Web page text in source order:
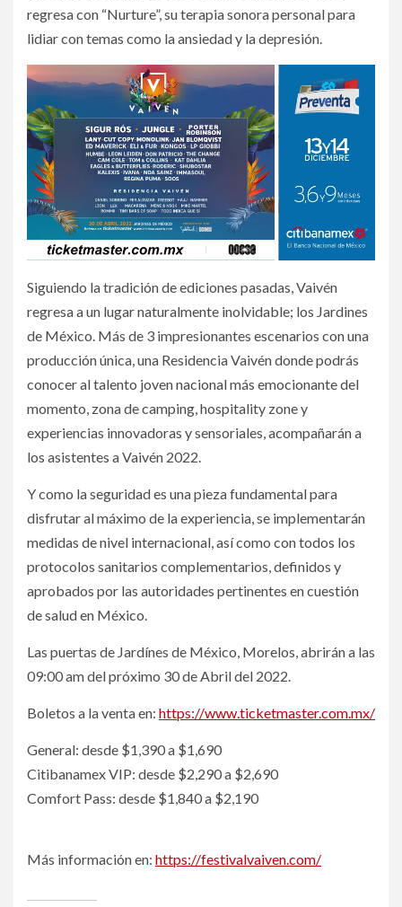
regresa con “Nurture”, su terapia sonora personal para
lidiar con temas como la ansiedad y la depresión.
Siguiendo la tradición de ediciones pasadas, Vaivén
regresa a un lugar naturalmente inolvidable; los Jardines
de México. Más de 3 impresionantes escenarios con una
producción única, una Residencia Vaivén donde podrás
conocer al talento joven nacional más emocionante del
momento, zona de camping, hospitality zone y
experiencias innovadoras y sensoriales, acompañarán a
los asistentes a Vaivén 2022.
Y como la seguridad es una pieza fundamental para
disfrutar al máximo de la experiencia, se implementarán
medidas de nivel internacional, así como con todos los
protocolos sanitarios complementarios, definidos y
aprobados por las autoridades pertinentes en cuestión
de salud en México.
Las puertas de Jardínes de México, Morelos, abrirán a las
09:00 am del próximo 30 de Abril del 2022.
Boletos a la venta en: https://www.ticketmaster.com.mx/
General: desde $1,390 a $1,690
Citibanamex VIP: desde $2,290 a $2,690
Comfort Pass: desde $1,840 a $2,190
Más información en: https://festivalvaiven.com/